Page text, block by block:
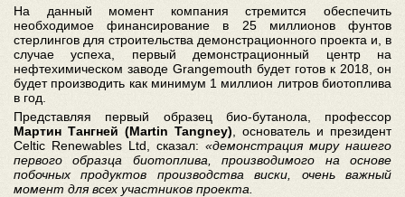
На данный момент компания стремится обеспечить
необходимое финансирование в 25 миллионов фунтов
стерлингов для строительства демонстрационного проекта и, в
случае успеха, первый демонстрационный центр на
нефтехимическом заводе Grangemouth будет готов к 2018, он
будет производить как минимум 1 миллион литров биотоплива
в год.
Представляя первый образец био-бутанола, профессор
Мартин Тангней (Martin Tangney) , основатель и президент
Celtic Renewables Ltd, сказал: «демонстрация миру нашего
первого образца биотоплива, производимого на основе
побочных продуктов производства виски, очень важный
момент для всех участников проекта.